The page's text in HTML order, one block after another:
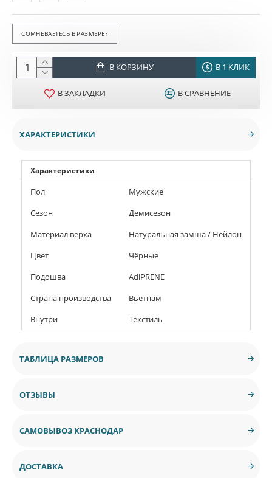
В КОРЗИНУ В 1 КЛИК
В ЗАКЛАДКИ В СРАВНЕНИЕ
ХАРАКТЕРИСТИКИ
Характеристики
Пол
Мужские
Сезон
Демисезон
Материал верха
Натуральная замша / Нейлон
Цвет
Чёрные
Подошва
AdiPRENE
Страна производства
Вьетнам
Внутри
Текстиль
ТАБЛИЦА РАЗМЕРОВ
ОТЗЫВЫ
САМОВЫВОЗ КРАСНОДАР
ДОСТАВКА
СОМНЕВАЕТЕСЬ В РАЗМЕРЕ?